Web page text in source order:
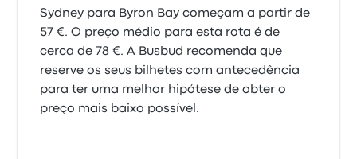
Sydney para Byron Bay começam a partir de
57 €. O preço médio para esta rota é de
cerca de 78 €. A Busbud recomenda que
reserve os seus bilhetes com antecedência
para ter uma melhor hipótese de obter o
preço mais baixo possível.